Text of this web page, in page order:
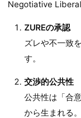
Negotiative
ZUREの承認
ズレや不一致
す。
交渉的公共性
公共性は「合
から生まれる。